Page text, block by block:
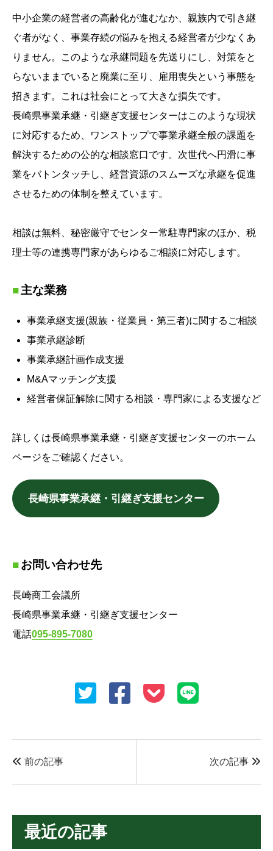
中小企業の経営者の高齢化が進むなか、親族内で引き継
ぐ者がなく、事業存続の悩みを抱える経営者が少なくあ
りません。このような承継問題を先送りにし、対策をと
らないままでいると廃業に至り、雇用喪失という事態を
招きます。これは社会にとって大きな損失です。
長崎県事業承継・引継ぎ支援センターはこのような現状
に対応するため、ワンストップで事業承継全般の課題を
解決するための公的な相談窓口です。次世代へ円滑に事
業をバトンタッチし、経営資源のスムーズな承継を促進
させるための体制を整えています。
相談は無料、秘密厳守でセンター常駐専門家のほか、税
理士等の連携専門家があらゆるご相談に対応します。
主な業務
事業承継支援(親族・従業員・第三者)に関するご相談
事業承継診断
事業承継計画作成支援
M&Aマッチング支援
経営者保証解除に関する相談・専門家による支援など
詳しくは長崎県事業承継・引継ぎ支援センターのホーム
ページをご確認ください。
長崎県事業承継・引継ぎ支援センター
お問い合わせ先
長崎商工会議所
長崎県事業承継・引継ぎ支援センター
電話095-895-7080
前の記事 次の記事
最近の記事